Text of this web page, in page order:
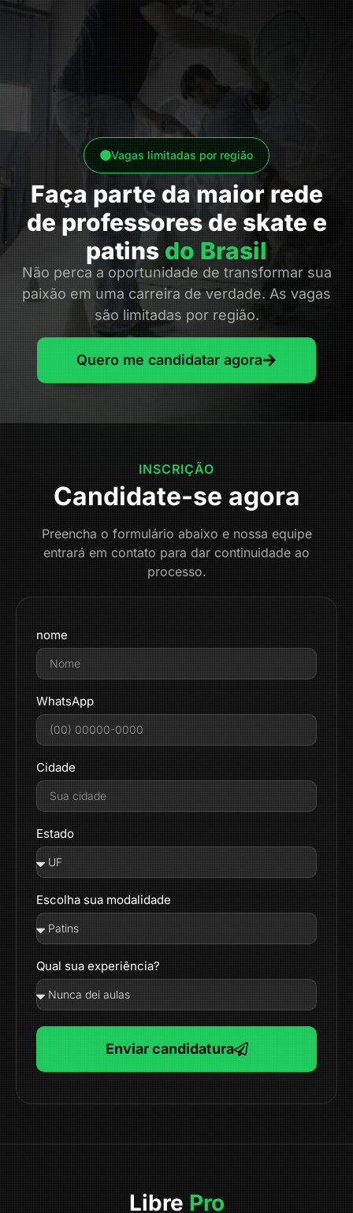
Vagas limitadas por região
Faça parte da maior rede
de professores de skate e
patins do Brasil
Não perca a oportunidade de transformar sua
paixão em uma carreira de verdade. As vagas
são limitadas por região.
Quero me candidatar agora
INSCRIÇÃO
Candidate-se agora
Preencha o formulário abaixo e nossa equipe
entrará em contato para dar continuidade ao
processo.
nome
WhatsApp
Cidade
Estado
Escolha sua modalidade
Qual sua experiência?
Enviar candidatura
Libre Pro